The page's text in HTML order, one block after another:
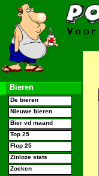
Bieren
De bieren
Nieuwe bieren
Bier vd maand
Top 25
Flop 25
Zinloze stats
Zoeken